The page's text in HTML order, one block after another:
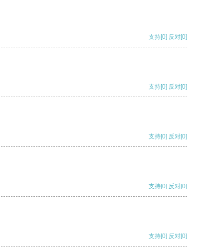
支持[0] 反对[0]
支持[0] 反对[0]
支持[0] 反对[0]
支持[0] 反对[0]
支持[0] 反对[0]